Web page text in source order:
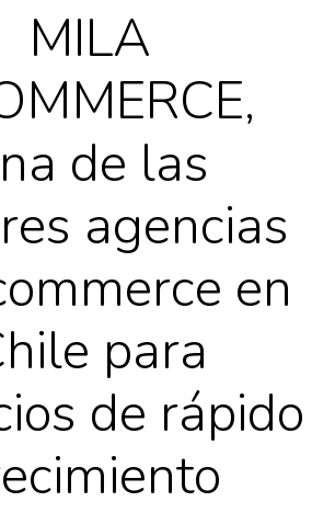
MILA
de las
agencias
en
para
de rápido